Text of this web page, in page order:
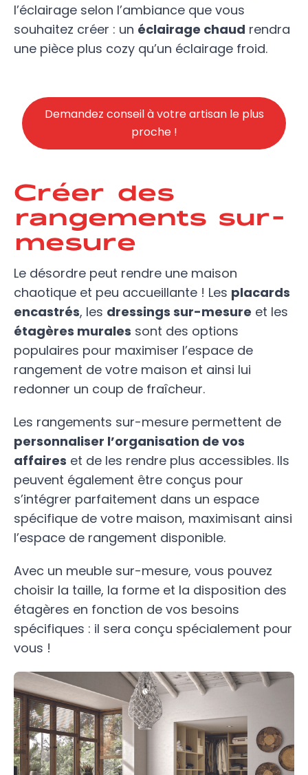
l’éclairage selon l’ambiance que vous
souhaitez créer : un éclairage chaud rendra
une pièce plus cozy qu’un éclairage froid.
Demandez conseil à votre artisan le plus
proche !
Créer des
rangements sur-
mesure
Le désordre peut rendre une maison
chaotique et peu accueillante ! Les placards
encastrés, les dressings sur-mesure et les
étagères murales sont des options
populaires pour maximiser l’espace de
rangement de votre maison et ainsi lui
redonner un coup de fraîcheur.
Les rangements sur-mesure permettent de
personnaliser l’organisation de vos
affaires et de les rendre plus accessibles. Ils
peuvent également être conçus pour
s’intégrer parfaitement dans un espace
spécifique de votre maison, maximisant ainsi
l’espace de rangement disponible.
Avec un meuble sur-mesure, vous pouvez
choisir la taille, la forme et la disposition des
étagères en fonction de vos besoins
spécifiques : il sera conçu spécialement pour
vous !